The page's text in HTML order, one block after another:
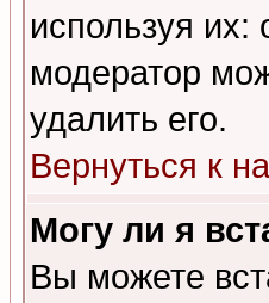
используя
модератор
удалить его.
Вернуться к
Могу ли я
Вы можете